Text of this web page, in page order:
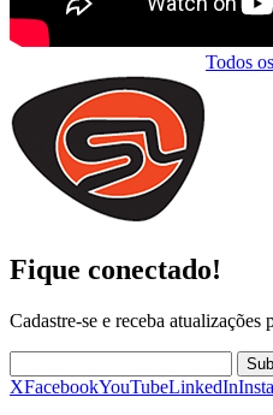
Todos
Fique conectado!
Cadastre-se e receba
XFacebookYouTubeLinkedIn